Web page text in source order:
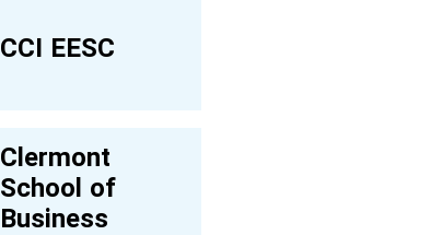
CCI EESC
Clermont
School of
Business